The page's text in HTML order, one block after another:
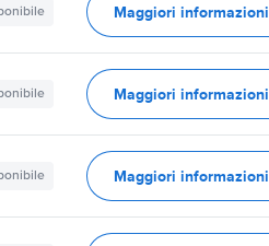
Maggiori informazioni
Maggiori informazioni
Maggiori informazioni